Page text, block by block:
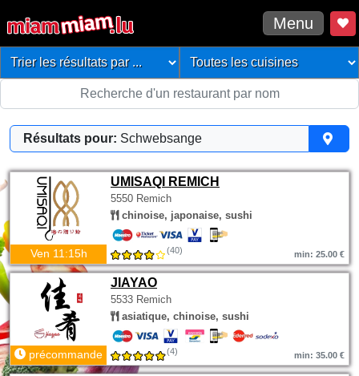
Menu
Résultats pour: Schwebsange
UMISAQI REMICH
5550 Remich
chinoise, japonaise, sushi
Ven 11:15h (40) min: 25.00 €
JIAYAO
5533 Remich
asiatique, chinoise, sushi
précommande (4) min: 35.00 €